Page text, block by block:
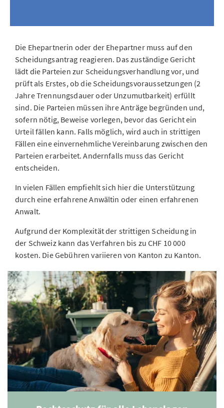
Die Ehepartnerin oder der Ehepartner muss auf den
Scheidungsantrag reagieren. Das zuständige Gericht
lädt die Parteien zur Scheidungsverhandlung vor, und
prüft als Erstes, ob die Scheidungsvoraussetzungen (2
Jahre Trennungsdauer oder Unzumutbarkeit) erfüllt
sind. Die Parteien müssen ihre Anträge begründen und,
sofern nötig, Beweise vorlegen, bevor das Gericht ein
Urteil fällen kann. Falls möglich, wird auch in strittigen
Fällen eine einvernehmliche Vereinbarung zwischen den
Parteien erarbeitet. Andernfalls muss das Gericht
entscheiden.
In vielen Fällen empfiehlt sich hier die Unterstützung
durch eine erfahrene Anwältin oder einen erfahrenen
Anwalt.
Aufgrund der Komplexität der strittigen Scheidung in
der Schweiz kann das Verfahren bis zu CHF 10 000
kosten. Die Gebühren variieren von Kanton zu Kanton.